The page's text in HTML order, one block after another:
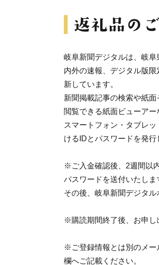
岐阜新聞デジタルは、岐
内外の速報、デジタル版
新しています。
新聞掲載記事の検索や紙
閲覧できる紙面ビューアー
スマートフォン・タブレ
けるIDとパスワードを発行
※ご入金確認後、2週間以
パスワードを送付いたしま
その後、岐阜新聞デジタル
※購読期間終了後、お申し
※ご登録情報とは別のメー
欄へご記載ください。